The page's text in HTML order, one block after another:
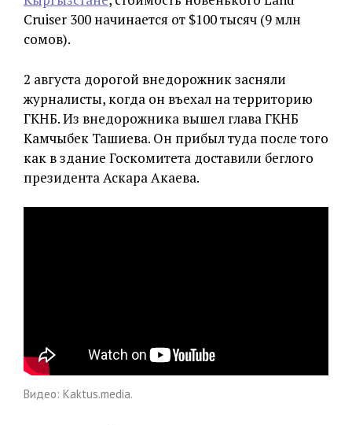
Cruiser 300 начинается от $100 тысяч (9 млн
сомов).
2 августа дорогой внедорожник засняли
журналисты, когда он въехал на территорию
ГКНБ. Из внедорожника вышел глава ГКНБ
Камчыбек Ташиева. Он прибыл туда после того
как в здание Госкомитета доставили беглого
президента Аскара Акаева.
Видео: Kaktus.media.